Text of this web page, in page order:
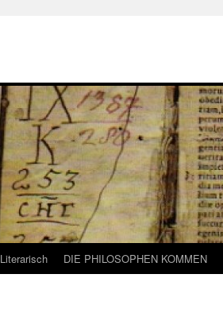
Literarisch DIE PHILOSOPHEN KOMMEN